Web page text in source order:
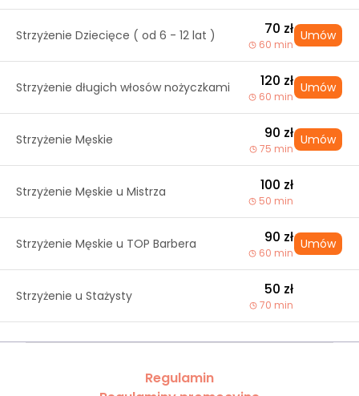
Strzyżenie Dziecięce ( od 6 - 12 lat ) 70 zł
60 min
Umów
Strzyżenie długich włosów nożyczkami 120 zł
60 min
Umów
Strzyżenie Męskie 90 zł
75 min
Umów
Strzyżenie Męskie u Mistrza 100 zł
50 min
Strzyżenie Męskie u TOP Barbera 90 zł
60 min
Umów
Strzyżenie u Stażysty 50 zł
70 min
Regulamin